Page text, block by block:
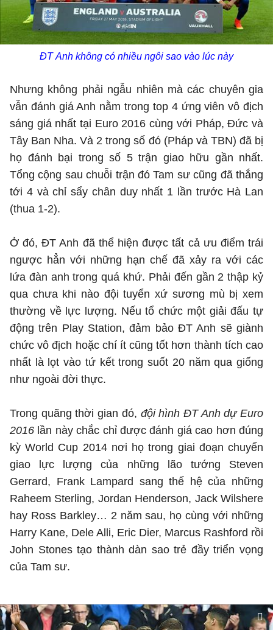
ĐT Anh không có nhiều ngôi sao vào lúc này
Nhưng không phải ngẫu nhiên mà các chuyên gia
vẫn đánh giá Anh nằm trong top 4 ứng viên vô địch
sáng giá nhất tại Euro 2016 cùng với Pháp, Đức và
Tây Ban Nha. Và 2 trong số đó (Pháp và TBN) đã bị
họ đánh bại trong số 5 trận giao hữu gần nhất.
Tổng cộng sau chuỗi trận đó Tam sư cũng đã thắng
tới 4 và chỉ sẩy chân duy nhất 1 lần trước Hà Lan
(thua 1-2).
Ở đó, ĐT Anh đã thể hiện được tất cả ưu điểm trái
ngược hẳn với những hạn chế đã xảy ra với các
lứa đàn anh trong quá khứ. Phải đến gần 2 thập kỷ
qua chưa khi nào đội tuyển xứ sương mù bị xem
thường về lực lượng. Nếu tổ chức một giải đấu tự
động trên Play Station, đảm bảo ĐT Anh sẽ giành
chức vô địch hoặc chí ít cũng tốt hơn thành tích cao
nhất là lọt vào tứ kết trong suốt 20 năm qua giống
như ngoài đời thực.
Trong quãng thời gian đó, đội hình ĐT Anh dự Euro
2016 lần này chắc chỉ được đánh giá cao hơn đúng
kỳ World Cup 2014 nơi họ trong giai đoạn chuyển
giao lực lượng của những lão tướng Steven
Gerrard, Frank Lampard sang thế hệ của những
Raheem Sterling, Jordan Henderson, Jack Wilshere
hay Ross Barkley… 2 năm sau, họ cùng với những
Harry Kane, Dele Alli, Eric Dier, Marcus Rashford rồi
John Stones tạo thành dàn sao trẻ đầy triển vọng
của Tam sư.